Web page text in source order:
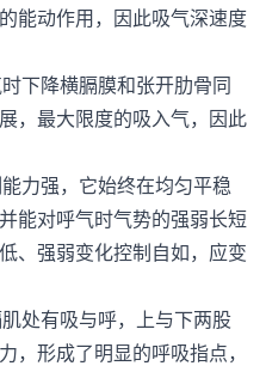
能动作用，因此吸气深速度
降横膈膜和张开肋骨同
，最大限度的吸入气，因此
强，它始终在均匀平稳
能对呼气时气势的强弱长短
、强弱变化控制自如，应变
处有吸与呼，上与下两股
，形成了明显的呼吸指点，